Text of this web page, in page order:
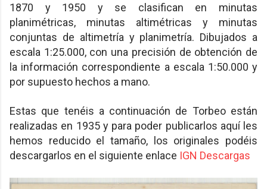
1870 y 1950 y se clasifican en minutas
planimétricas, minutas altimétricas y minutas
conjuntas de altimetría y planimetría. Dibujados a
escala 1:25.000, con una precisión de obtención de
la información correspondiente a escala 1:50.000 y
por supuesto hechos a mano.
Estas que tenéis a continuación de Torbeo están
realizadas en 1935 y para poder publicarlos aquí les
hemos reducido el tamaño, los originales podéis
descargarlos en el siguiente enlace IGN Descargas